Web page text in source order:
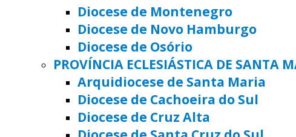
Diocese de Montenegro
Diocese de Novo Hamburgo
Diocese de Osório
PROVÍNCIA ECLESIÁSTICA DE SANTA
Arquidiocese de Santa Maria
Diocese de Cachoeira do Sul
Diocese de Cruz Alta